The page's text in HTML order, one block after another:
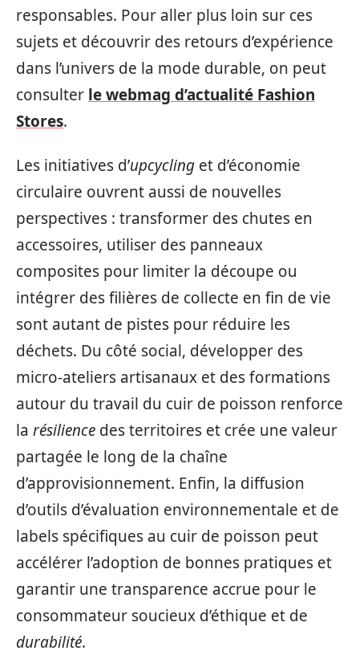
responsables. Pour aller plus loin sur ces
sujets et découvrir des retours d’expérience
dans l’univers de la mode durable, on peut
consulter le webmag d’actualité Fashion
Stores.
Les initiatives d’upcycling et d’économie
circulaire ouvrent aussi de nouvelles
perspectives : transformer des chutes en
accessoires, utiliser des panneaux
composites pour limiter la découpe ou
intégrer des filières de collecte en fin de vie
sont autant de pistes pour réduire les
déchets. Du côté social, développer des
micro‑ateliers artisanaux et des formations
autour du travail du cuir de poisson renforce
la résilience des territoires et crée une valeur
partagée le long de la chaîne
d’approvisionnement. Enfin, la diffusion
d’outils d’évaluation environnementale et de
labels spécifiques au cuir de poisson peut
accélérer l’adoption de bonnes pratiques et
garantir une transparence accrue pour le
consommateur soucieux d’éthique et de
durabilité.